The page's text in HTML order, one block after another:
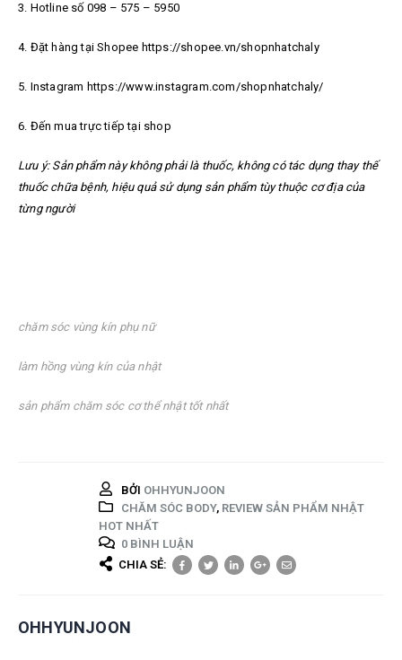
3. Hotline số 098 – 575 – 5950
4. Đặt hàng tại Shopee https://shopee.vn/shopnhatchaly
5. Instagram https://www.instagram.com/shopnhatchaly/
6. Đến mua trực tiếp tại shop
Lưu ý: Sản phẩm này không phải là thuốc, không có tác dụng thay thế
thuốc chữa bệnh, hiệu quả sử dụng sản phẩm tùy thuộc cơ địa của
từng người
chăm sóc vùng kín phụ nữ
làm hồng vùng kín của nhật
sản phẩm chăm sóc cơ thể nhật tốt nhất
BỞI OHHYUNJOON
CHĂM SÓC BODY, REVIEW SẢN PHẨM NHẬT
HOT NHẤT
0 BÌNH LUẬN
CHIA SẺ:
OHHYUNJOON